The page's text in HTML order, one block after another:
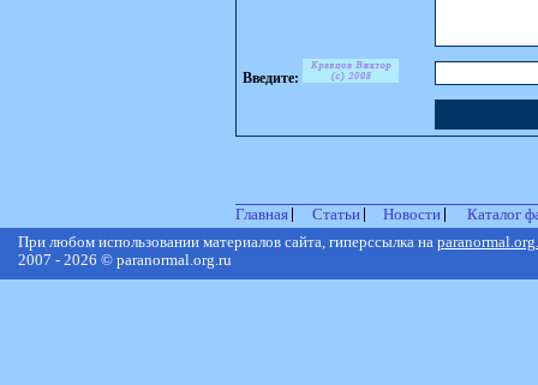
Введите:
Главная Статьи Новости
Каталог
При любом использовании материалов сайта, гиперссылка на
2007 - 2026 © paranormal.org.ru